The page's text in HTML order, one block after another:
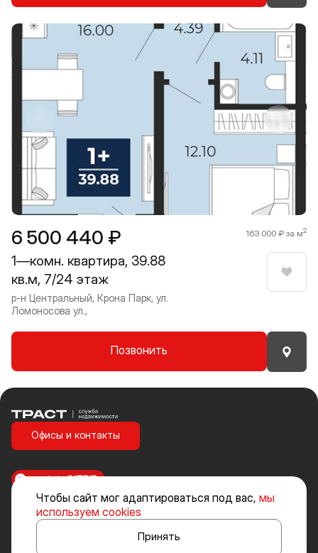
6 500 440 ₽ 163 000 ₽ за м2
1—комн. квартира, 39.88
кв.м, 7/24 этаж
р-н Центральный, Крона Парк, ул.
Ломоносова ул.,
Позвонить
1 / 8
Прокрутить влево
Чтобы сайт мог адаптироваться под вас, мы
используем cookies
Принять
Траст | Служба недвижимости
Офисы и контакты
Стоимость объектов недвижимости и иных товаров и услуг, не
включенных в «Прайс-лист» носит исключительно информационный
характер и ни при каких условиях не является публичной офертой,
определяемой положениями ст. 437 ч. 2 Гражданского кодекса
Российской Федерации.
made inINTRID